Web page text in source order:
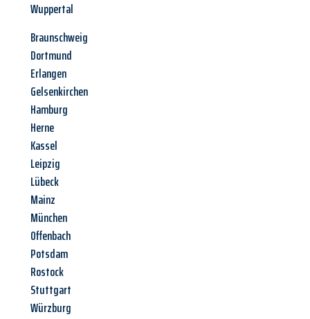
Wuppertal
Braunschweig
Dortmund
Erlangen
Gelsenkirchen
Hamburg
Herne
Kassel
Leipzig
Lübeck
Mainz
München
Offenbach
Potsdam
Rostock
Stuttgart
Würzburg